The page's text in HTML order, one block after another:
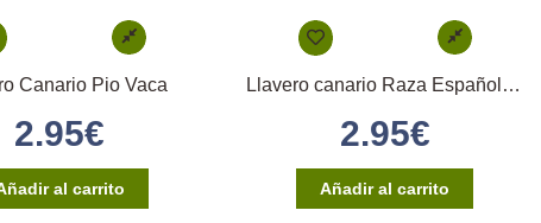
Canario Pio Vaca
2.95€
al carrito
Llavero canario Raza Española Amarillo
2.95€
Añadir al carrito